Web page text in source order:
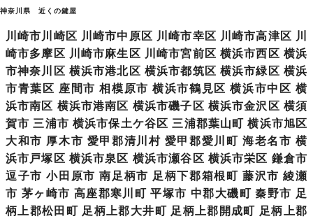
神奈川県 近くの鍵屋
川崎市川崎区 川崎市中原区 川崎市幸区 川崎市高津区 川
崎市多摩区 川崎市麻生区 川崎市宮前区 横浜市西区 横浜
市神奈川区 横浜市港北区 横浜市都筑区 横浜市緑区 横浜
市青葉区 座間市 相模原市 横浜市鶴見区 横浜市中区 横
浜市南区 横浜市港南区 横浜市磯子区 横浜市金沢区 横須
賀市 三浦市 横浜市保土ケ谷区 三浦郡葉山町 横浜市旭区
大和市 厚木市 愛甲郡清川村 愛甲郡愛川町 海老名市 横
浜市戸塚区 横浜市泉区 横浜市瀬谷区 横浜市栄区 鎌倉市
逗子市 小田原市 南足柄市 足柄下郡箱根町 藤沢市 綾瀬
市 茅ヶ崎市 高座郡寒川町 平塚市 中郡大磯町 秦野市 足
柄上郡松田町 足柄上郡大井町 足柄上郡開成町 足柄上郡